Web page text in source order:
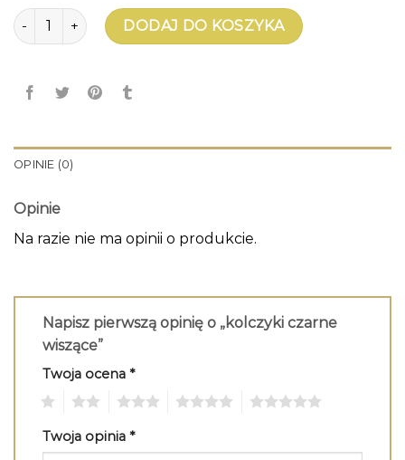
ilość kolczyki czarne wisząceDODAJ DO KOSZYKA
OPINIE (0)
Opinie
Na razie nie ma opinii o produkcie.
Napisz pierwszą opinię o „kolczyki czarne
wiszące”
Twoja ocena *
Twoja opinia *